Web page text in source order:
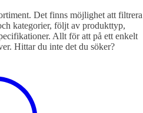
Det finns möjlighet att filtrera
kategorier, följt av produkttyp,
Allt för att på ett enkelt
Hittar du inte det du söker?